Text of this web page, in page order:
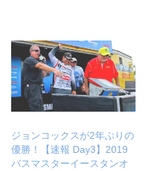
ジョンコックスが2年ぶりの
優勝！【速報 Day3】2019
バスマスターイースタンオ